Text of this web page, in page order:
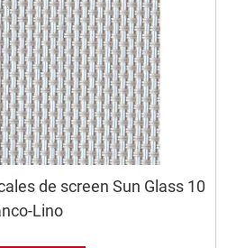
de screen Sun Glass 10
Lino